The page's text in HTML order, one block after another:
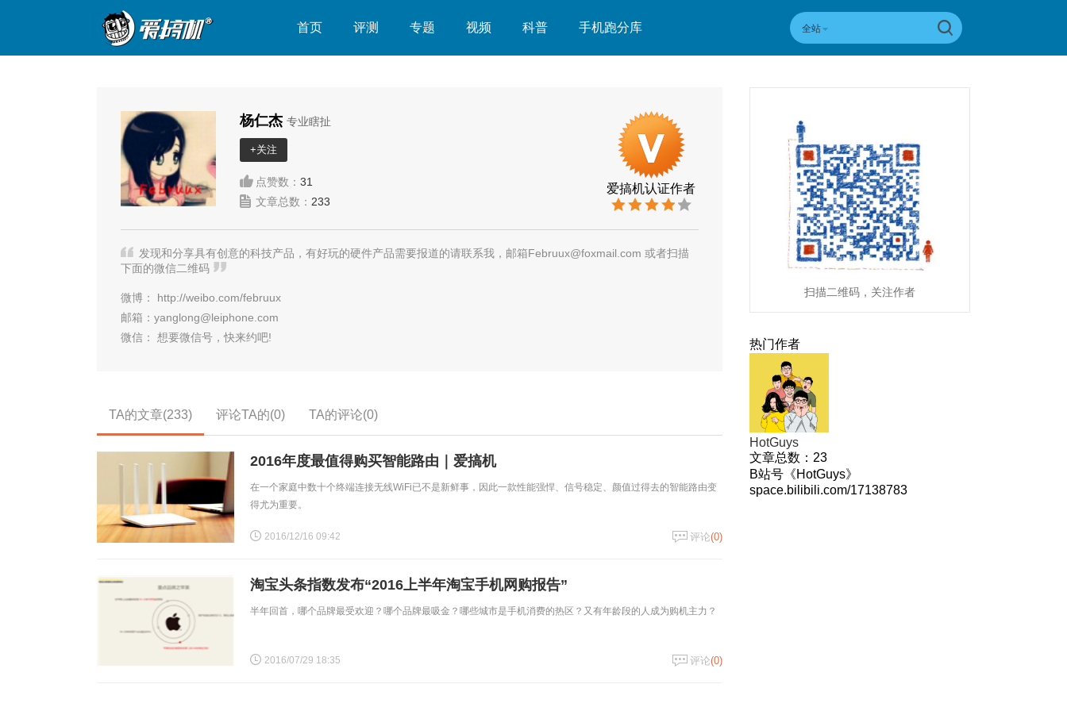
首页 评测 专题 视频 科普 手机跑分库 全站
杨仁杰 专业瞎扯
+关注
点赞数： 31
文章总数： 233
爱搞机认证作者
发现和分享具有创意的科技产品，有好玩的硬件产品需要报道的请联系我，邮箱Februux@foxmail.com 或者扫描
下面的微信二维码
微博：
http://weibo.com/februux
邮箱： yanglong@leiphone.com
微信：
想要微信号，快来约吧!
TA的文章(233) 评论TA的(0) TA的评论(0)
2016年度最值得购买智能路由｜爱搞机
在一个家庭中数十个终端连接无线WiFi已不是新鲜事，因此一款性能强悍、信号稳定、颜值过得去的智能路由变
得尤为重要。
2016/12/16 09:42 评论(0)
淘宝头条指数发布“2016上半年淘宝手机网购报告”
半年回首，哪个品牌最受欢迎？哪个品牌最吸金？哪些城市是手机消费的热区？又有年龄段的人成为购机主力？
2016/07/29 18:35 评论(0)
扫描二维码，关注作者
热门作者
HotGuys
文章总数： 23
B站号《HotGuys》
space.bilibili.com/17138783